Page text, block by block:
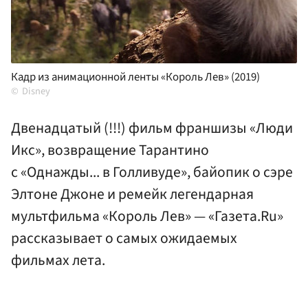
Кадр из анимационной ленты «Король Лев» (2019)
Disney
Двенадцатый (!!!) фильм франшизы «Люди
Икс», возвращение Тарантино
с «Однажды... в Голливуде», байопик о сэре
Элтоне Джоне и ремейк легендарная
мультфильма «Король Лев» — «Газета.Ru»
рассказывает о самых ожидаемых
фильмах лета.